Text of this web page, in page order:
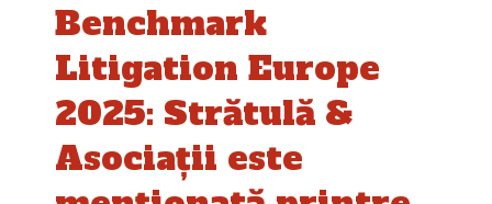
Benchmark
Litigation Europe
2025: Strătulă &
Asociații este